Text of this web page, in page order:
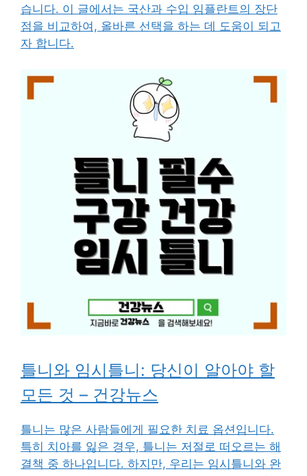
습니다. 이 글에서는 국산과 수입 임플란트의 장단
점을 비교하여, 올바른 선택을 하는 데 도움이 되고
자 합니다.
틀니와 임시틀니: 당신이 알아야 할
모든 것 – 건강뉴스
틀니는 많은 사람들에게 필요한 치료 옵션입니다.
특히 치아를 잃은 경우, 틀니는 저절로 떠오르는 해
결책 중 하나입니다. 하지만, 우리는 임시틀니와 완